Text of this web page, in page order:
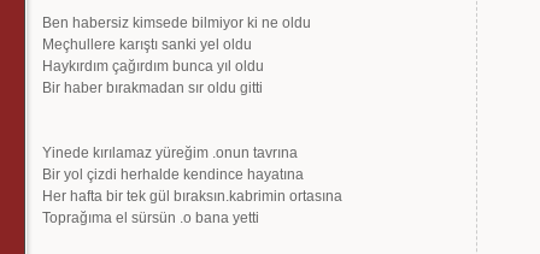
Ben habersiz kimsede bilmiyor ki ne oldu
Meçhullere karıştı sanki yel oldu
Haykırdım çağırdım bunca yıl oldu
Bir haber bırakmadan sır oldu gitti
Yinede kırılamaz yüreğim .onun tavrına
Bir yol çizdi herhalde kendince hayatına
Her hafta bir tek gül bıraksın.kabrimin ortasına
Toprağıma el sürsün .o bana yetti